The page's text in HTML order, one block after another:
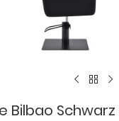
Bilbao Schwarz